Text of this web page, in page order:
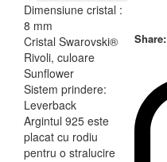
Share:
Dimensiune cristal :
8 mm
Cristal Swarovski®
Rivoli, culoare
Sunflower
Sistem prindere:
Leverback
Argintul 925 este
placat cu rodiu
pentru o stralucire